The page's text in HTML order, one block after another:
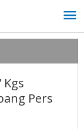
Kgs
Pers